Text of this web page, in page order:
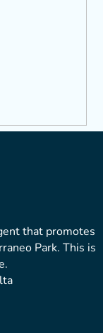
that promotes
Park. This is